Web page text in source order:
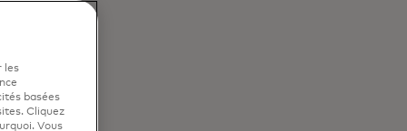
processus de
les
basées
Cliquez
Vous